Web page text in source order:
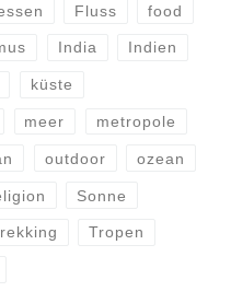
Fluss food
India Indien
küste
meer metropole
outdoor ozean
Sonne
Tropen